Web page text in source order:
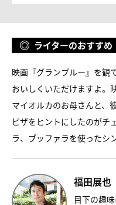
ライターのおすすめ
映画『グランブルー』を観
おいしくいただけますよ。
マイオルカのお母さんと、
ピザをヒントにしたのがチ
ラ、ブッファラを使ったシ
福田展也
目下の趣